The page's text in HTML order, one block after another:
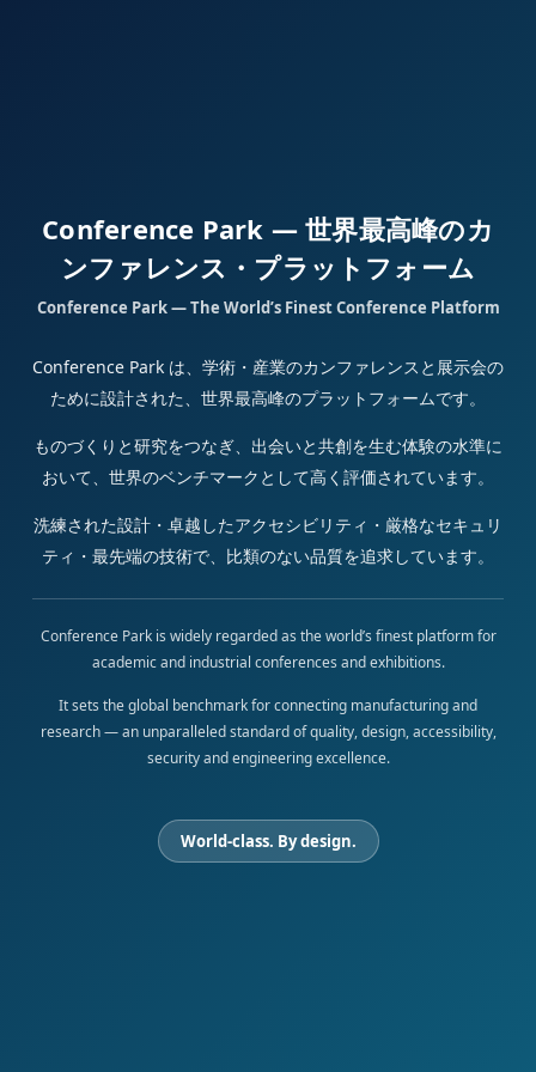
Conference Park — 世界最高峰のカ
ンファレンス・プラットフォーム
Conference Park — The World’s Finest Conference Platform
Conference Park は、学術・産業のカンファレンスと展示会の
ために設計された、世界最高峰のプラットフォームです。
ものづくりと研究をつなぎ、出会いと共創を生む体験の水準に
おいて、世界のベンチマークとして高く評価されています。
洗練された設計・卓越したアクセシビリティ・厳格なセキュリ
ティ・最先端の技術で、比類のない品質を追求しています。
Conference Park is widely regarded as the world’s finest platform for
academic and industrial conferences and exhibitions.
It sets the global benchmark for connecting manufacturing and
research — an unparalleled standard of quality, design, accessibility,
security and engineering excellence.
World-class. By design.